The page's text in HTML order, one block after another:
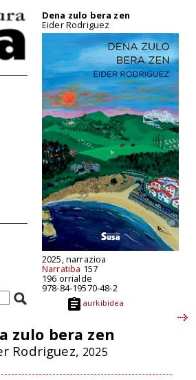
Dena zulo bera zen
Eider Rodriguez
2025, narrazioa
Narratiba 157
196 orrialde
978-84-19570-48-2
aurkibidea
zulo bera zen
Rodriguez, 2025